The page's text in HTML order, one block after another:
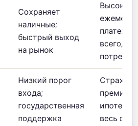
Сохраняет
наличные;
быстрый выход
на рынок
Высокие
платежи;
всего,
Низкий порог
входа;
государственная
поддержка
премия
ипотеке
весь срок